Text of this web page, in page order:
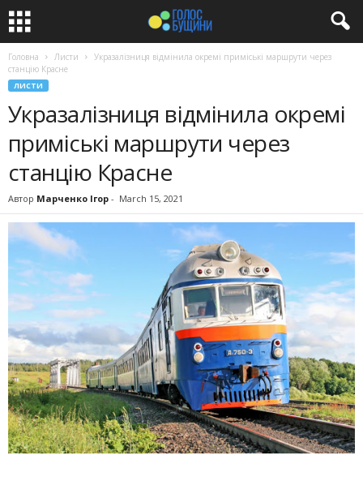
Головна Листи
Укразалізниця відмінила окремі приміські маршрути через
станцію Красне
ЛИСТИ
Укразалізниця відмінила окремі
приміські маршрути через
станцію Красне
Автор Марченко Ігор - March 15, 2021